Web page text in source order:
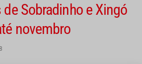
Sobradinho e Xingó
novembro